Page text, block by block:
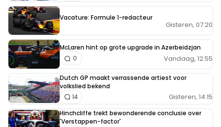
Vacature: Formule 1-redacteur
Gisteren, 07:20
McLaren hint op grote upgrade in Azerbeidzjan
Vandaag, 12:55
0
Dutch GP maakt verrassende artiest voor
volkslied bekend
Gisteren, 14:15
14
Hinchcliffe trekt bewonderende conclusie over
'Verstappen-factor'